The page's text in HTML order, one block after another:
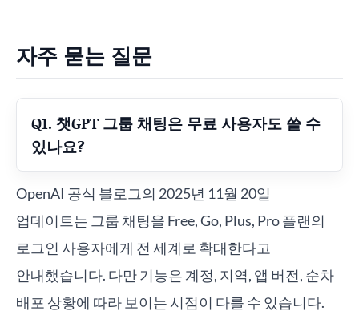
자주 묻는 질문
Q1. 챗GPT 그룹 채팅은 무료 사용자도 쓸 수
있나요?
OpenAI 공식 블로그의 2025년 11월 20일
업데이트는 그룹 채팅을 Free, Go, Plus, Pro 플랜의
로그인 사용자에게 전 세계로 확대한다고
안내했습니다. 다만 기능은 계정, 지역, 앱 버전, 순차
배포 상황에 따라 보이는 시점이 다를 수 있습니다.